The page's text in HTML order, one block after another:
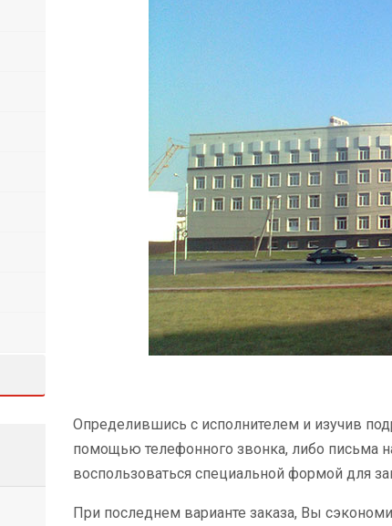
Определившись с исполнителем и изучив
помощью телефонного звонка, либо письма
воспользоваться специальной формой для
При последнем варианте заказа, Вы